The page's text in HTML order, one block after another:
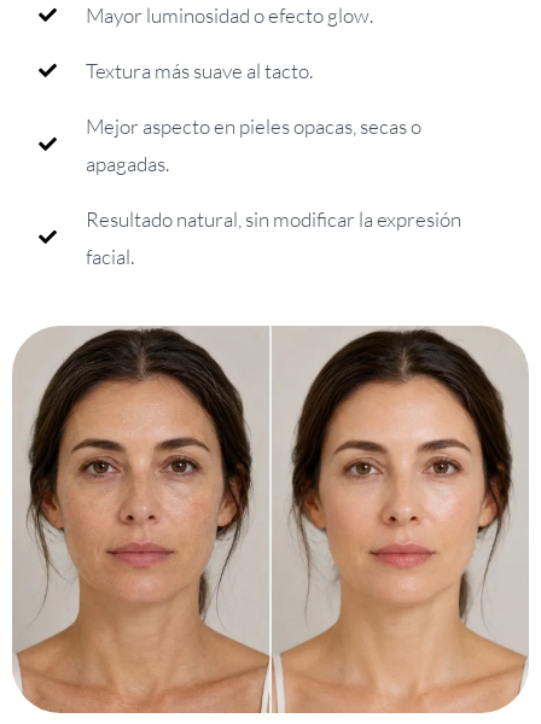
Mayor luminosidad o efecto glow.
Textura más suave al tacto.
Mejor aspecto en pieles opacas, secas o
apagadas.
Resultado natural, sin modificar la expresión
facial.